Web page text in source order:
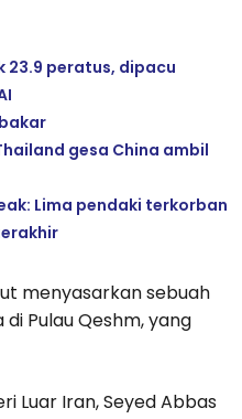
23.9 peratus, dipacu
gesa China ambil
Lima pendaki terkorban
menyasarkan sebuah
Pulau Qeshm, yang
Luar Iran, Seyed Abbas